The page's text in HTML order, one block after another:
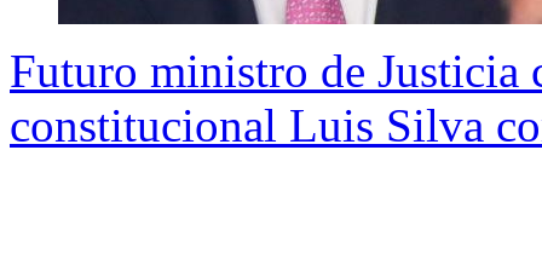
Futuro ministro de Justicia
constitucional Luis Silva